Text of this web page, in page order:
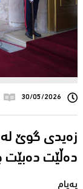
30/05/2026
زەیدى گوێ لە
دەڵێت
پەیام